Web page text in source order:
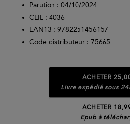
Parution : 04/10/2024
CLIL : 4036
EAN13 : 9782251456157
Code distributeur : 75665
ACHETER
Livre expédié sous
ACHETER
Epub à